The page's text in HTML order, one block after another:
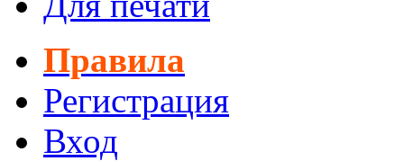
Правила
Регистрация
Вход